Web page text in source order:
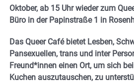
Oktober, ab 15 Uhr wieder zum
Büro in der Papinstraße 1 in
Das Queer Café bietet Lesben,
Pansexuellen, trans und inter
Freund*innen einen Ort, um sich
Kuchen auszutauschen, zu